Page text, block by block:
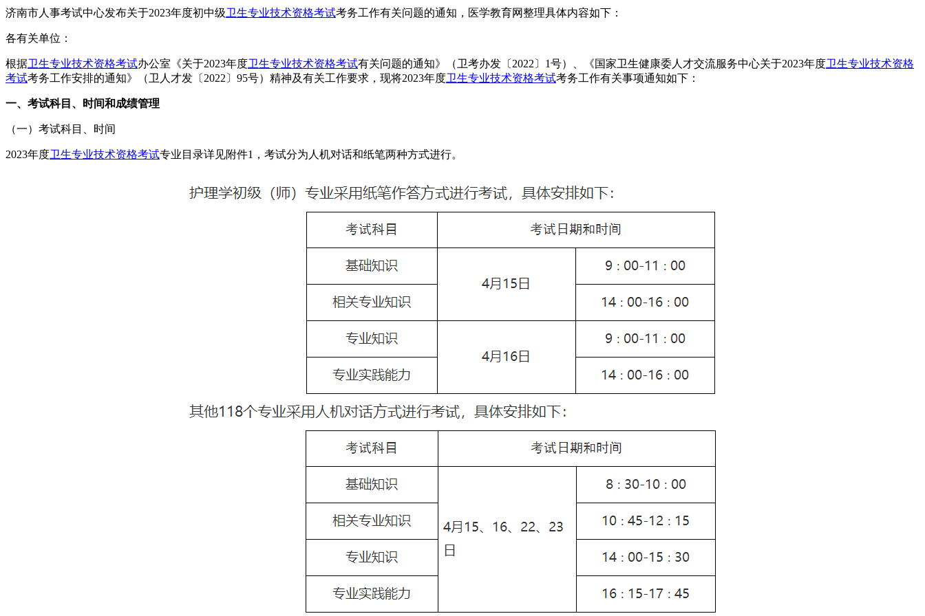
济南市人事考试中心发布关于2023年度初中级卫生专业技术资格考试考务工作有关问题的通知，医学教育网整理具体内容如下：
各有关单位：
根据卫生专业技术资格考试办公室《关于2023年度卫生专业技术资格考试有关问题的通知》（卫考办发〔2022〕1号）、《国家卫生健康委人才交流服务中心关于2023年度卫生专业技术资格
考试考务工作安排的通知》（卫人才发〔2022〕95号）精神及有关工作要求，现将2023年度卫生专业技术资格考试考务工作有关事项通知如下：
一、考试科目、时间和成绩管理
（一）考试科目、时间
2023年度卫生专业技术资格考试专业目录详见附件1，考试分为人机对话和纸笔两种方式进行。